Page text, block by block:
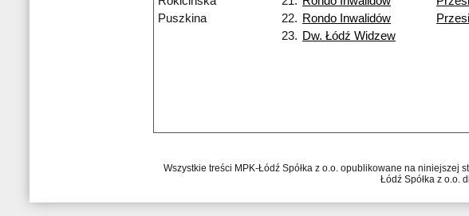
Puszkina
22. Rondo Inwalidów
23. Dw. Łódź Widzew
Wszystkie treści MPK-Łódź Spółka z o.o. opublikowane na
Łódź Spółka z o.o.